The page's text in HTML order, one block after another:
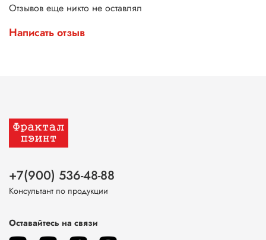
Отзывов еще никто не оставлял
Написать отзыв
+7(900) 536-48-88
Консультант по продукции
Оставайтесь на связи